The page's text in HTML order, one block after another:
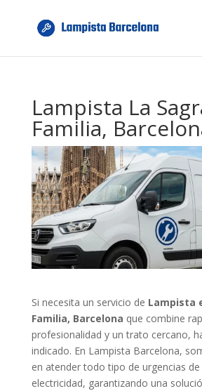
Lampista La
Familia,
Si necesita un servicio de Lampista
Familia, Barcelona que combine
profesionalidad y un trato cercano,
indicado. En Lampista Barcelona,
en atender todo tipo de urgencias
electricidad, garantizando una